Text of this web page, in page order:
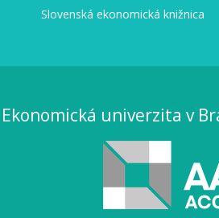
Slovenská ekonomická knižnica
Ekonomická univerzita v